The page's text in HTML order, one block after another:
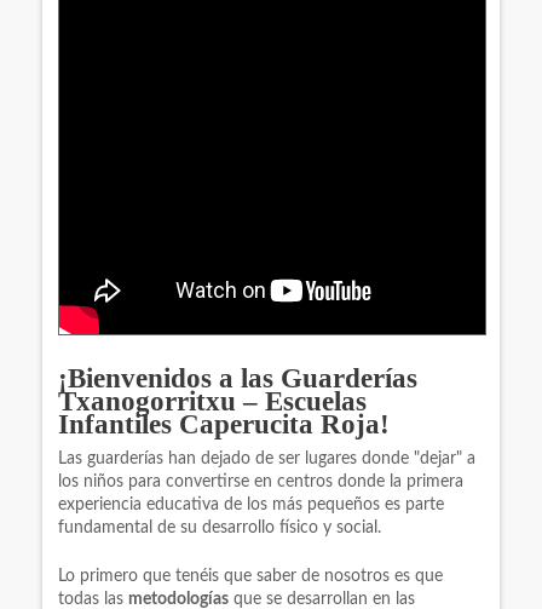
¡Bienvenidos a las Guarderías
Txanogorritxu – Escuelas
Infantiles Caperucita Roja!
Las guarderías han dejado de ser lugares donde "dejar" a
los niños para convertirse en centros donde la primera
experiencia educativa de los más pequeños es parte
fundamental de su desarrollo físico y social.
Lo primero que tenéis que saber de nosotros es que
todas las metodologías que se desarrollan en las